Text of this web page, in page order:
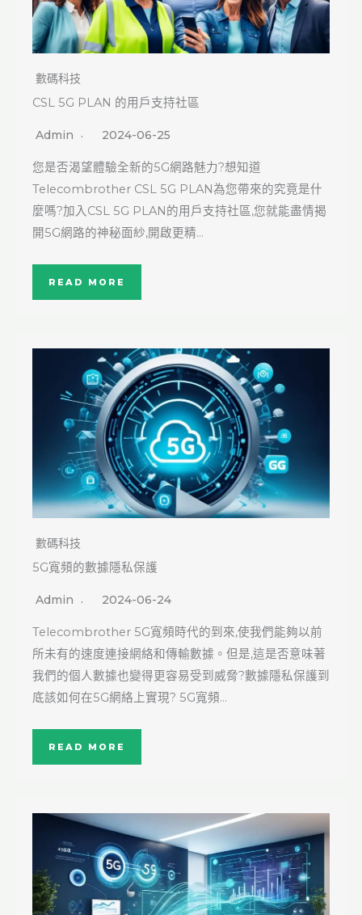
數碼科技
CSL 5G PLAN 的用戶支持社區
Admin 2024-06-25
您是否渴望體驗全新的5G網路魅力?想知道
Telecombrother CSL 5G PLAN為您帶來的究竟是什
麼嗎?加入CSL 5G PLAN的用戶支持社區,您就能盡情揭
開5G網路的神秘面紗,開啟更精…
READ MORE
數碼科技
5G寬頻的數據隱私保護
Admin 2024-06-24
Telecombrother 5G寬頻時代的到來,使我們能夠以前
所未有的速度連接網絡和傳輸數據。但是,這是否意味著
我們的個人數據也變得更容易受到威脅?數據隱私保護到
底該如何在5G網絡上實現? 5G寬頻…
READ MORE